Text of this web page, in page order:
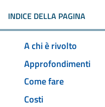
INDICE DELLA PAGINA
A chi è rivolto
Approfondimenti
Come fare
Costi